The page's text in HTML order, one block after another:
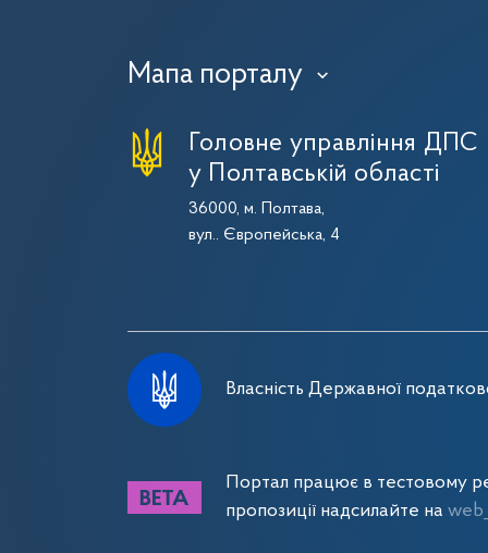
Мапа порталу ›
Головне управління ДПС
у Полтавській області
36000, м. Полтава,
вул.. Європейська, 4
Власність Державної
Портал працює в тестовому
пропозиції надсилайте на